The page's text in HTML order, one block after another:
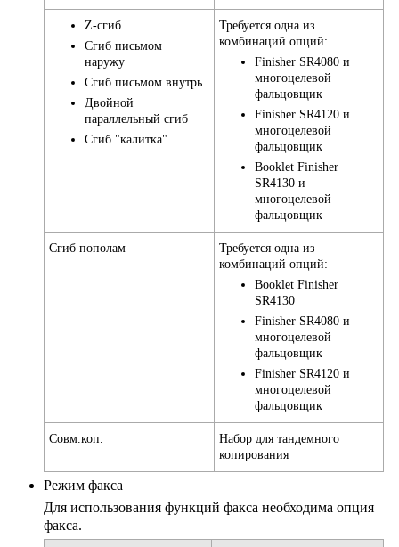
Z-сгиб
Сгиб письмом
наружу
Сгиб письмом внутрь
Двойной
параллельный сгиб
Сгиб "калитка"
Требуется одна из
комбинаций опций:
Finisher SR4080 и
многоцелевой
фальцовщик
Finisher SR4120 и
многоцелевой
фальцовщик
Booklet Finisher
SR4130 и
многоцелевой
фальцовщик
Сгиб пополам
Требуется одна из
комбинаций опций:
Booklet Finisher
SR4130
Finisher SR4080 и
многоцелевой
фальцовщик
Finisher SR4120 и
многоцелевой
фальцовщик
Совм.коп.
Набор для тандемного
копирования
Режим факса
Для использования функций факса необходима опция
факса.